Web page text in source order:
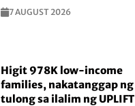
7 AUGUST 2026
Higit 978K low-income
families, nakatanggap ng
tulong sa ilalim ng UPLIFT